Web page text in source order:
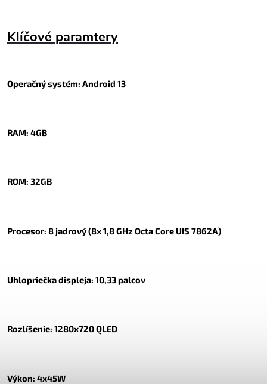
Klíčové paramtery
Operačný systém: Android 13
RAM: 4GB
ROM: 32GB
Procesor: 8 jadrový (8x 1,8 GHz Octa Core UIS 7862A)
Uhlopriečka displeja: 10,33 palcov
Rozlíšenie: 1280x720 QLED
Výkon: 4x45W